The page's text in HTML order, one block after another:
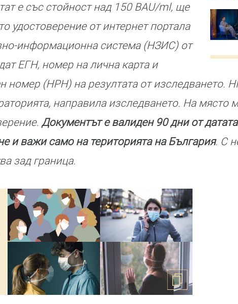
е със стойност над 150 BAU/ml, ще
удостоверение от интернет портала
информационна система (НЗИС) от
ЕГН, номер на лична карта и
номер (НРН) на резултата от изследването.
направила изследването. На място
Документът е валиден 90 дни от
и важи само на територията на България. С
зад граница.